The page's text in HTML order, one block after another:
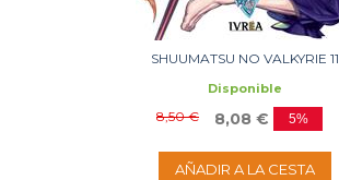
SHUUMATSU NO VALKYRIE 11
Disponible
8,50 € 8,08 € 5%
AÑADIR A LA CESTA